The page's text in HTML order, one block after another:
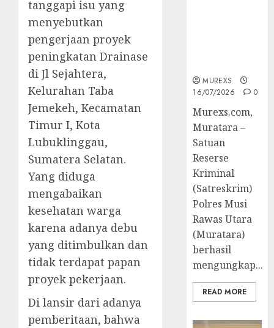
tanggapi isu yang
menyebutkan
pengerjaan proyek
peningkatan Drainase
di Jl Sejahtera,
Kelurahan Taba
Jemekeh, Kecamatan
Timur I, Kota
Lubuklinggau,
Sumatera Selatan.
Yang diduga
mengabaikan
kesehatan warga
karena adanya debu
yang ditimbulkan dan
tidak terdapat papan
proyek pekerjaan.
Di lansir dari adanya
pemberitaan, bahwa
MUREXS
16/07/2026
0
Murexs.com,
Muratara –
Satuan
Reserse
Kriminal
(Satreskrim)
Polres Musi
Rawas Utara
(Muratara)
berhasil
mengungkap...
READ MORE